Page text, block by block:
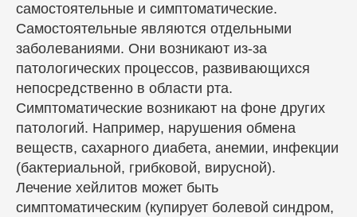
самостоятельные и симптоматические.
Самостоятельные являются отдельными
заболеваниями. Они возникают из-за
патологических процессов, развивающихся
непосредственно в области рта.
Симптоматические возникают на фоне других
патологий. Например, нарушения обмена
веществ, сахарного диабета, анемии, инфекции
(бактериальной, грибковой, вирусной).
Лечение хейлитов может быть
симптоматическим (купирует болевой синдром,